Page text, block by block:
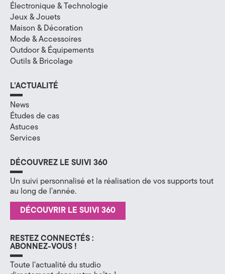
,
e
n
-
S
a
v
o
Électronique & Technologie
Jeux & Jouets
Maison & Décoration
Mode & Accessoires
Outdoor & Équipements
Outils & Bricolage
L’ACTUALITÉ
News
Études de cas
Astuces
Services
DÉCOUVREZ LE SUIVI 360
Un suivi personnalisé et la réalisation de vos supports tout
au long de l’année.
DÉCOUVRIR LE SUIVI 360
RESTEZ CONNECTÉS :
ABONNEZ-VOUS !
Toute l’actualité du studio